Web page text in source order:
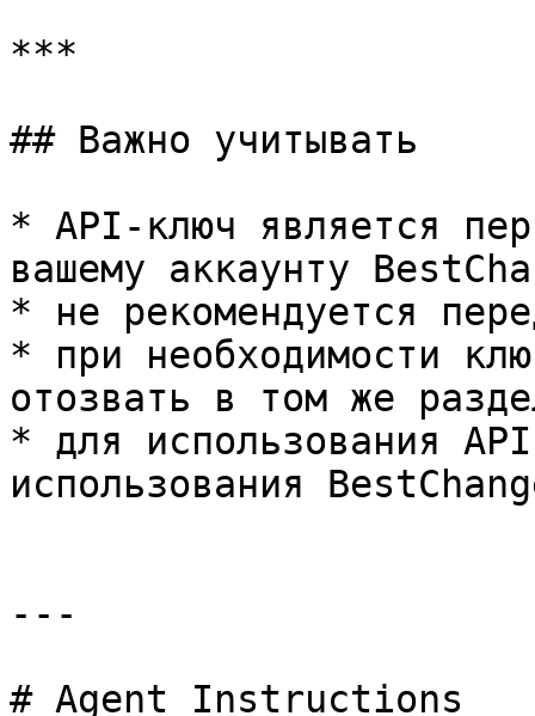
***
## Важно учитывать
* API-ключ является
вашему аккаунту
* не рекомендуется
* при необходимости
отозвать в том же
* для использования
использования
---
# Agent Instructions